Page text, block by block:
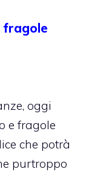
fragole
oggi
e fragole
che potrà
purtroppo